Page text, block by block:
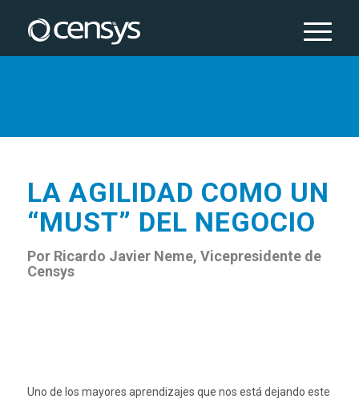
LA AGILIDAD COMO UN
“MUST” DEL NEGOCIO
Por Ricardo Javier Neme, Vicepresidente de
Censys
Uno de los mayores aprendizajes que nos está dejando este